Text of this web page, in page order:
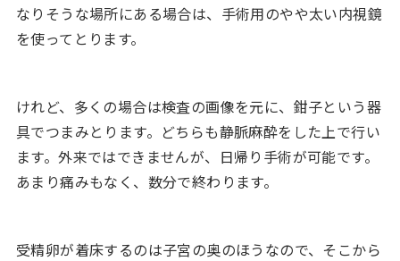
なりそうな場所にある場合は、手術用のやや太い内視鏡
を使ってとります。
けれど、多くの場合は検査の画像を元に、鉗子という器
具でつまみとります。どちらも静脈麻酔をした上で行い
ます。外来ではできませんが、日帰り手術が可能です。
あまり痛みもなく、数分で終わります。
受精卵が着床するのは子宮の奥のほうなので、そこから